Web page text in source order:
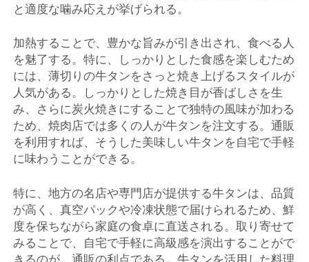
と適度な噛み応えが挙げられる。
加熱することで、豊かな旨みが引き出され、食べる人
を魅了する。特に、しっかりとした食感を楽しむため
には、薄切りの牛タンをさっと焼き上げるスタイルが
人気がある。しっかりとした焼き目が香ばしさを生
み、さらに炭火焼きにすることで独特の風味が加わる
ため、焼肉店では多くの人が牛タンを注文する。通販
を利用すれば、そうした美味しい牛タンを自宅で手軽
に味わうことができる。
特に、地方の名店や専門店が提供する牛タンは、品質
が高く、真空パックや冷凍状態で届けられるため、鮮
度を保ちながら家庭の食卓に直送される。取り寄せて
みることで、自宅で手軽に高級感を演出することがで
きるのが、通販の利点である。牛タンを活用した料理